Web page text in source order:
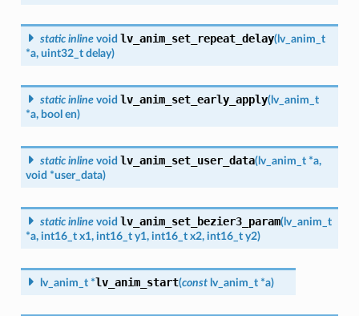
static inline void lv_anim_set_repeat_delay(lv_anim_t
*a, uint32_t delay)
static inline void lv_anim_set_early_apply(lv_anim_t
*a, bool en)
static inline void lv_anim_set_user_data(lv_anim_t *a,
void *user_data)
static inline void lv_anim_set_bezier3_param(lv_anim_t
*a, int16_t x1, int16_t y1, int16_t x2, int16_t y2)
lv_anim_t *lv_anim_start(const lv_anim_t *a)